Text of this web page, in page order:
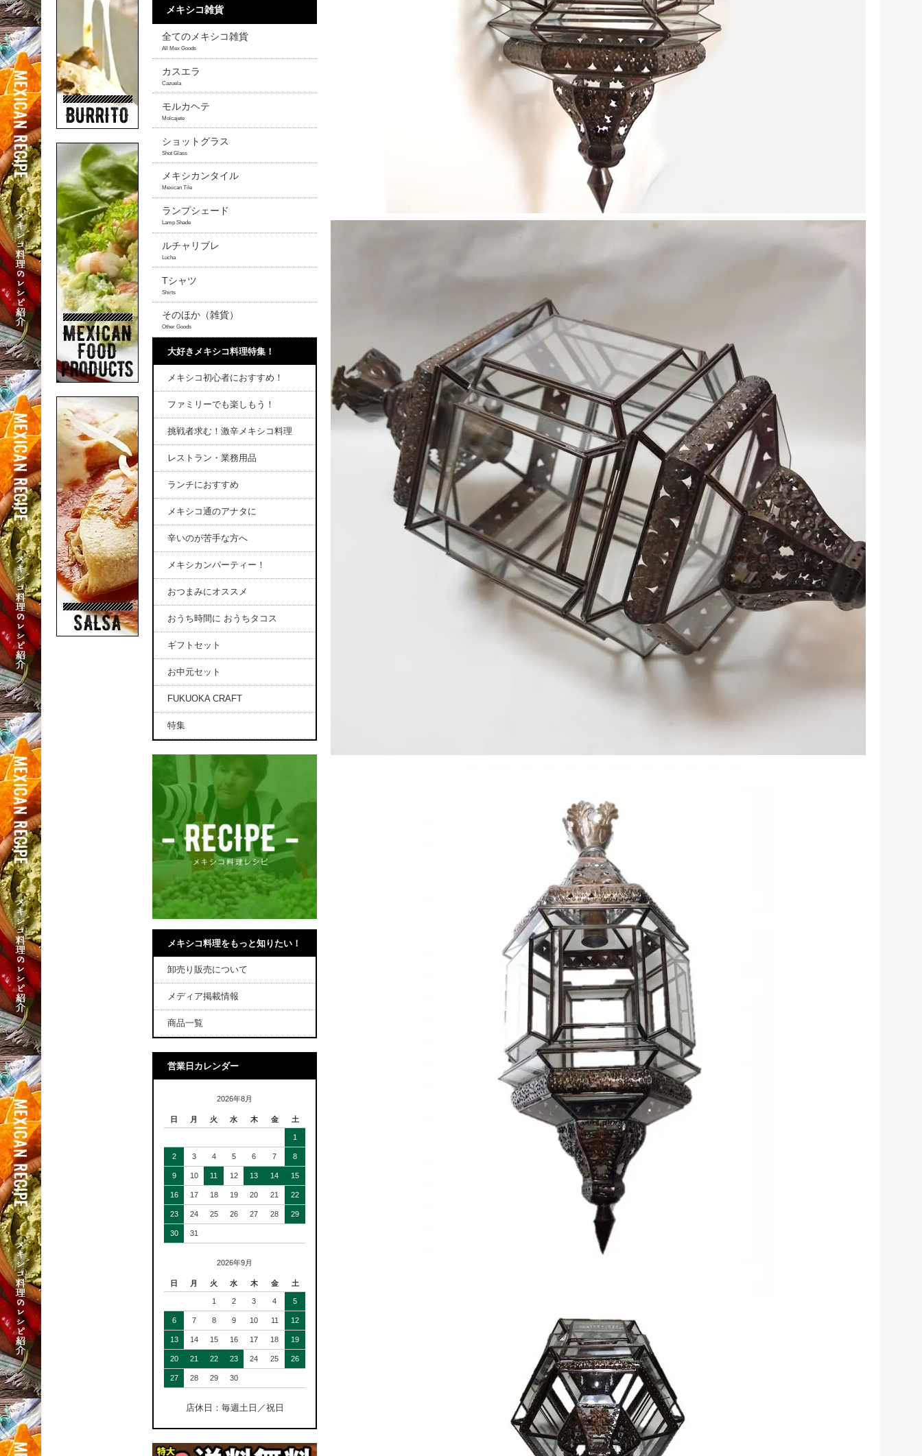
メキシコ雑貨
全てのメキシコ雑貨
All Mex Goods
カスエラ
Cazuela
モルカヘテ
Molcajete
ショットグラス
Shot Glass
メキシカンタイル
Mexican Tile
ランプシェード
Lamp Shade
ルチャリブレ
Lucha
Tシャツ
Shirts
そのほか（雑貨）
Other Goods
大好きメキシコ料理特集！
メキシコ初心者におすすめ！
ファミリーでも楽しもう！
挑戦者求む！激辛メキシコ料理
レストラン・業務用品
ランチにおすすめ
メキシコ通のアナタに
辛いのが苦手な方へ
メキシカンパーティー！
おつまみにオススメ
おうち時間に おうちタコス
ギフトセット
お中元セット
FUKUOKA CRAFT
特集
メキシコ料理をもっと知りたい！
卸売り販売について
メディア掲載情報
商品一覧
営業日カレンダー
2026年8月
日 月 火 水 木 金 土
1
2 3 4 5 6 7 8
9 10 11 12 13 14 15
16 17 18 19 20 21 22
23 24 25 26 27 28 29
30 31
2026年9月
日 月 火 水 木 金 土
1 2 3 4 5
6 7 8 9 10 11 12
13 14 15 16 17 18 19
20 21 22 23 24 25 26
27 28 29 30
店休日：毎週土日／祝日